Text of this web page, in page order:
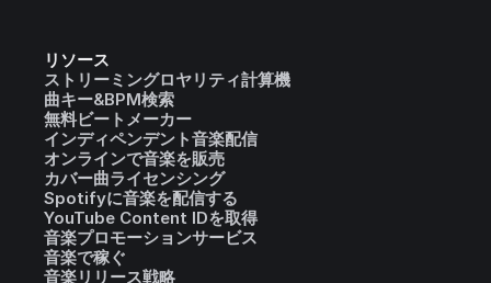
リソース
ストリーミングロヤリティ計算機
曲キー&BPM検索
無料ビートメーカー
インディペンデント音楽配信
オンラインで音楽を販売
カバー曲ライセンシング
Spotifyに音楽を配信する
YouTube Content IDを取得
音楽プロモーションサービス
音楽で稼ぐ
音楽リリース戦略